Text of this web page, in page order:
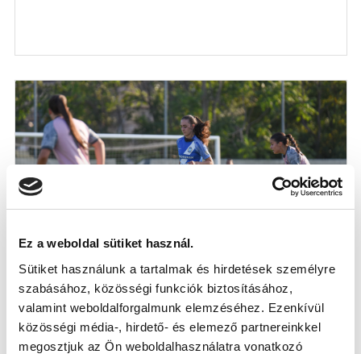
Ez a weboldal sütiket használ.
Sütiket használunk a tartalmak és hirdetések személyre
szabásához, közösségi funkciók biztosításához,
valamint weboldalforgalmunk elemzéséhez. Ezenkívül
közösségi média-, hirdető- és elemező partnereinkkel
megosztjuk az Ön weboldalhasználatra vonatkozó
KÉPGALÉRIA: MTK BUDAPEST-ŽFK
SPARTAK SUBOTICA 4-1
2026-08-03
A szerb bronzérmes elleni sikerrel zártuk a felkészülést.